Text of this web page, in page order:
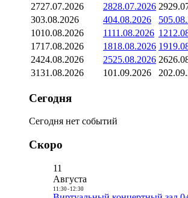
2727.07.2026 2828.07.2026 29
303.08.2026 404.08.2026 5
1010.08.2026 1111.08.2026 12
1717.08.2026 1818.08.2026 19
2424.08.2026 2525.08.2026 26
3131.08.2026 101.09.2026 2
Сегодня
Сегодня нет событий
Скоро
11
Августа
11:30- 12:30